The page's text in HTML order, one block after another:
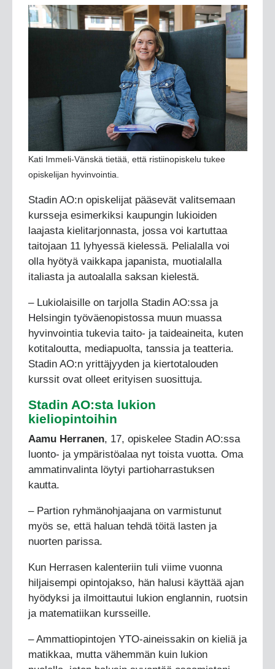
Kati Immeli-Vänskä tietää, että ristiinopiskelu tukee
opiskelijan hyvinvointia.
Stadin AO:n opiskelijat pääsevät valitsemaan
kursseja esimerkiksi kaupungin lukioiden
laajasta kielitarjonnasta, jossa voi kartuttaa
taitojaan 11 lyhyessä kielessä. Pelialalla voi
olla hyötyä vaikkapa japanista, muotialalla
italiasta ja autoalalla saksan kielestä.
– Lukiolaisille on tarjolla Stadin AO:ssa ja
Helsingin työväenopistossa muun muassa
hyvinvointia tukevia taito- ja taideaineita, kuten
kotitaloutta, mediapuolta, tanssia ja teatteria.
Stadin AO:n yrittäjyyden ja kiertotalouden
kurssit ovat olleet erityisen suosittuja.
Stadin AO:sta lukion
kieliopintoihin
Aamu Herranen, 17, opiskelee Stadin AO:ssa
luonto- ja ympäristöalaa nyt toista vuotta. Oma
ammatinvalinta löytyi partioharrastuksen
kautta.
– Partion ryhmänohjaajana on varmistunut
myös se, että haluan tehdä töitä lasten ja
nuorten parissa.
Kun Herrasen kalenteriin tuli viime vuonna
hiljaisempi opintojakso, hän halusi käyttää ajan
hyödyksi ja ilmoittautui lukion englannin, ruotsin
ja matematiikan kursseille.
– Ammattiopintojen YTO-aineissakin on kieliä ja
matikkaa, mutta vähemmän kuin lukion